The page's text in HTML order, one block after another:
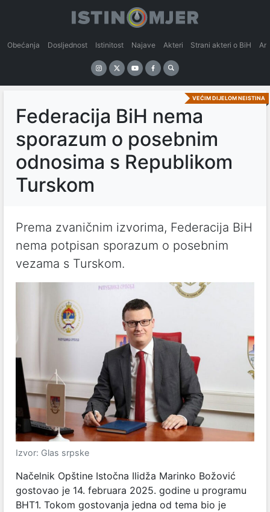
Obećanja Dosljednost Istinitost Najave Akteri Strani akteri o BiH
VEĆIM DIJELOM NEISTINA
Federacija BiH nema
sporazum o posebnim
odnosima s Republikom
Turskom
Prema zvaničnim izvorima, Federacija BiH
nema potpisan sporazum o posebnim
vezama s Turskom.
Izvor: Glas srpske
Načelnik Opštine Istočna Ilidža Marinko Božović
gostovao je 14. februara 2025. godine u programu
BHT1. Tokom gostovanja jedna od tema bio je